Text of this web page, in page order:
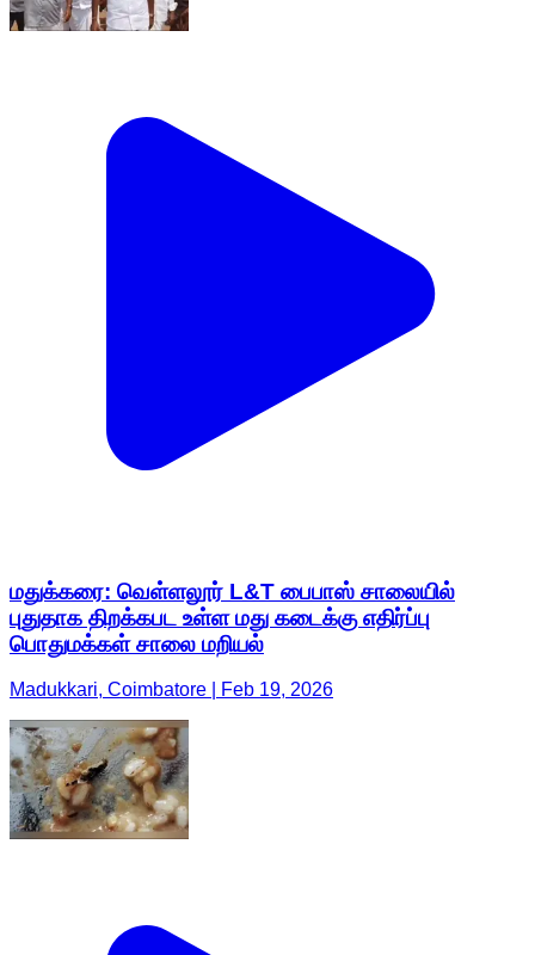
மதுக்கரை: வெள்ளலூர் L&T பைபாஸ் சாலையில்
புதுதாக திறக்கபட உள்ள மது கடைக்கு எதிர்ப்பு
பொதுமக்கள் சாலை மறியல்
Madukkari, Coimbatore | Feb 19, 2026